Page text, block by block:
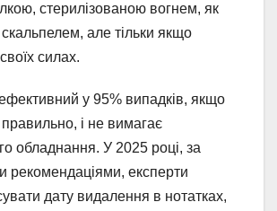
стерилізованою вогнем, як
але тільки якщо
силах.
у 95% випадків, якщо
і не вимагає
обладнання. У 2025 році, за
рекомендаціями, експерти
дату видалення в нотатках,